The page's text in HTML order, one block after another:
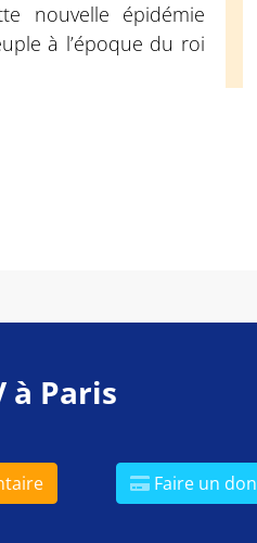
nouvelle épidémie
à l’époque du roi
à Paris
Faire un don